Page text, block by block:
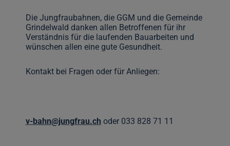
Die Jungfraubahnen, die GGM und die Gemeinde
Grindelwald danken allen Betroffenen für ihr
Verständnis für die laufenden Bauarbeiten und
wünschen allen eine gute Gesundheit.
Kontakt bei Fragen oder für Anliegen:
v-bahn@jungfrau.ch oder 033 828 71 11